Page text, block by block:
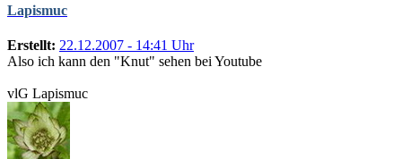
Lapismuc
Erstellt: 22.12.2007 - 14:41 Uhr
Also ich kann den "Knut" sehen bei Youtube
vlG Lapismuc